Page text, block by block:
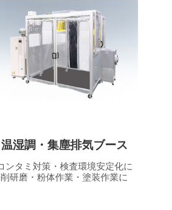
温湿調・集塵排気ブース
ンタミ対策・検査環境安定化に
削研磨・粉体作業・塗装作業に